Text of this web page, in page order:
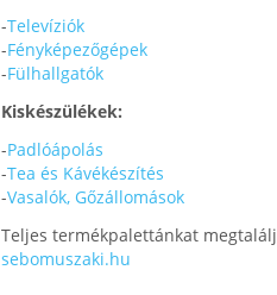
-Televíziók
-Fényképezőgépek
-Fülhallgatók
Kiskészülékek:
-Padlóápolás
-Tea és Kávékészítés
-Vasalók, Gőzállomások
Teljes termékpalettánkat
sebomuszaki.hu